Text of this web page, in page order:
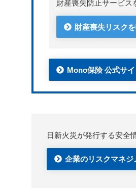
財産喪失防止サービス
財産喪失リスク
Mono保険 公式サイ
日新火災が発行する安全
企業のリスクマネジ